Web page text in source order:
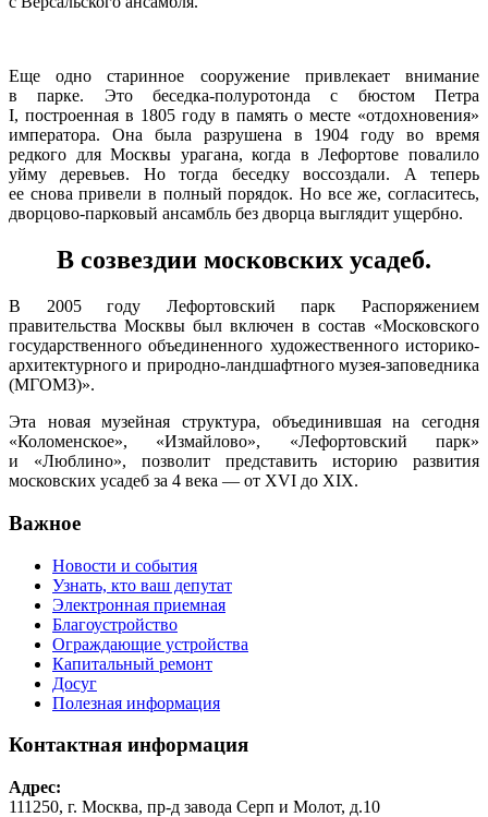
Еще одно старинное сооружение привлекает внимание
в парке. Это беседка-полуротонда с бюстом Петра
I, построенная в 1805 году в память о месте «отдохновения»
императора. Она была разрушена в 1904 году во время
редкого для Москвы урагана, когда в Лефортове повалило
уйму деревьев. Но тогда беседку воссоздали. А теперь
ее снова привели в полный порядок. Но все же, согласитесь,
дворцово-парковый ансамбль без дворца выглядит ущербно.
В созвездии московских усадеб.
В 2005 году Лефортовский парк Распоряжением
правительства Москвы был включен в состав «Московского
государственного объединенного художественного историко-
архитектурного и природно-ландшафтного музея-заповедника
(МГОМЗ)».
Эта новая музейная структура, объединившая на сегодня
«Коломенское», «Измайлово», «Лефортовский парк»
и «Люблино», позволит представить историю развития
московских усадеб за 4 века — от XVI до XIX.
Важное
Новости и события
Узнать, кто ваш депутат
Электронная приемная
Благоустройство
Ограждающие устройства
Капитальный ремонт
Досуг
Полезная информация
Контактная информация
Адрес:
111250, г. Москва, пр-д завода Серп и Молот, д.10